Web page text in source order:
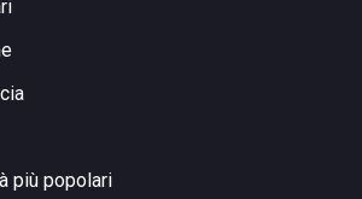
più popolari